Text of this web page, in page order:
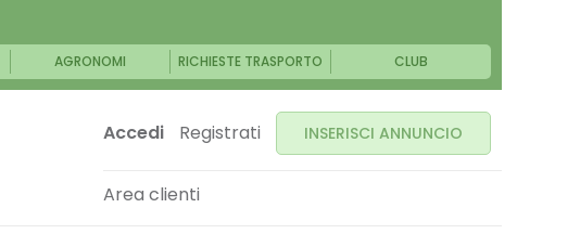
AGRONOMI RICHIESTE TRASPORTO CLUB
Accedi Registrati INSERISCI ANNUNCIO
Area clienti